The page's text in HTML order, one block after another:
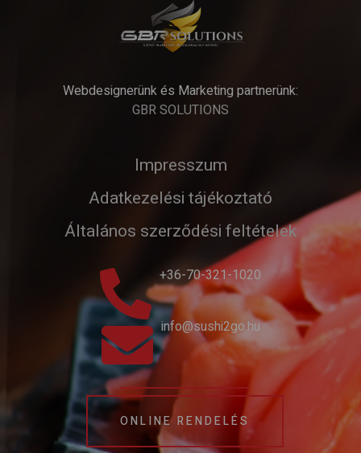
Webdesignerünk és Marketing partnerünk:
GBR SOLUTIONS
Impresszum
Adatkezelési tájékoztató
Általános szerződési feltételek
+36-70-321-1020
info@sushi2go.hu
ONLINE RENDELÉS